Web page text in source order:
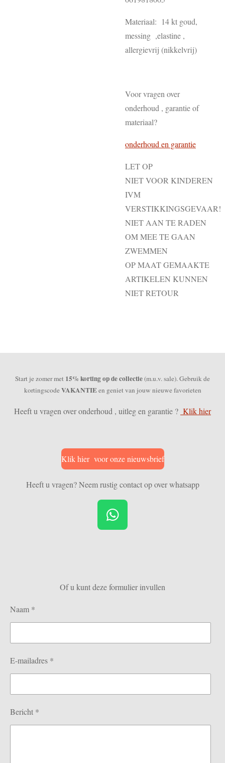
Materiaal: 14 kt goud,
messing ,elastine ,
allergievrij (nikkelvrij)
Voor vragen over
onderhoud , garantie of
materiaal?
onderhoud en garantie
LET OP
NIET VOOR KINDEREN
IVM
VERSTIKKINGSGEVAAR!
NIET AAN TE RADEN
OM MEE TE GAAN
ZWEMMEN
OP MAAT GEMAAKTE
ARTIKELEN KUNNEN
NIET RETOUR
Start je zomer met 15% korting op de collectie(m.u.v. sale). Gebruik de
kortingscodeVAKANTIEen geniet van jouw nieuwe favorieten
Heeft u vragen over onderhoud , uitleg en garantie ? Klik hier
Klik hier voor onze nieuwsbrief
Heeft u vragen? Neem rustig contact op over whatsapp
W
h
A
p
Of u kunt deze formulier invullen
Naam *
E-mailadres *
Bericht *